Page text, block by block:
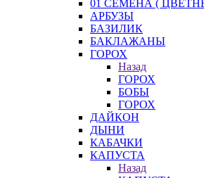
01 СЕМЕНА (
АРБУЗЫ
БАЗИЛИК
БАКЛАЖАНЫ
ГОРОХ
Назад
ГОРОХ
БОБЫ
ГОРОХ
ДАЙКОН
ДЫНИ
КАБАЧКИ
КАПУСТА
Назад